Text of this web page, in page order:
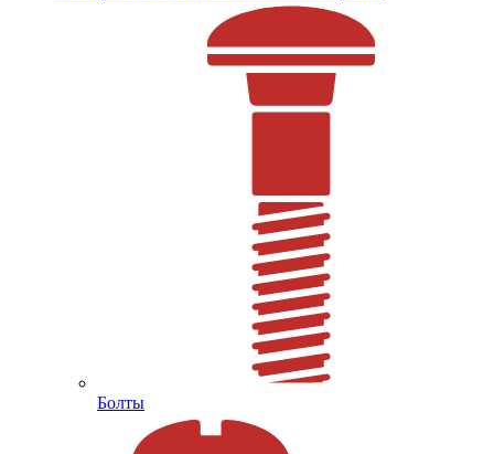
Болты